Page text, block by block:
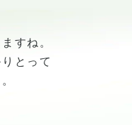
すね。
とって